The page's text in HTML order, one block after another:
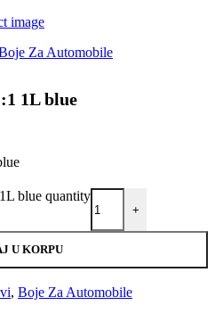
Za Automobile
1L blue
blue quantity
+
U KORPU
, Boje Za Automobile